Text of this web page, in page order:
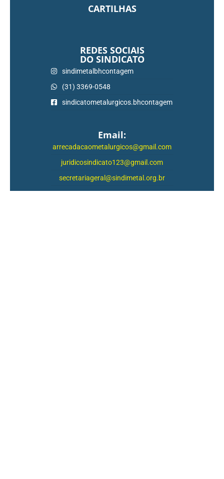
CARTILHAS
REDES SOCIAIS
DO SINDICATO
sindimetalbhcontagem
(31) 3369-0548
sindicatometalurgicos.bhcontagem
Email:
arrecadacaometalurgicos@gmail.com
juridicosindicato123@gmail.com
secretariageral@sindimetal.org.br